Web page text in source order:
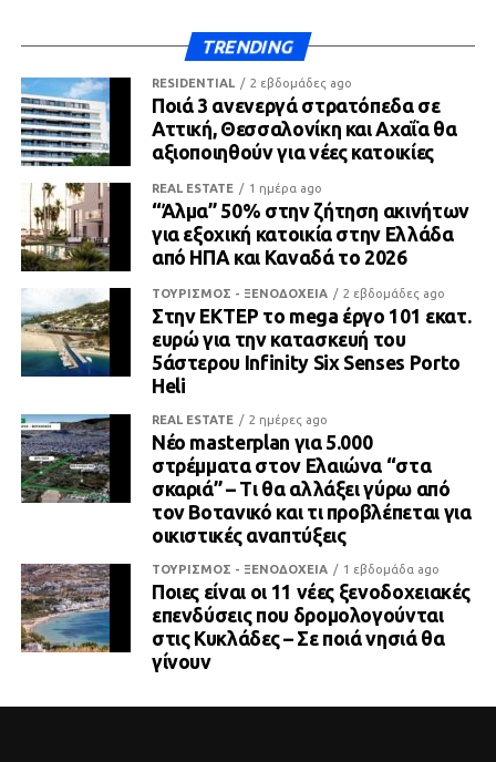
TRENDING
RESIDENTIAL 2 εβδομάδες ago
Ποιά 3 ανενεργά στρατόπεδα σε
Αττική, Θεσσαλονίκη και Αχαΐα θα
αξιοποιηθούν για νέες κατοικίες
REAL ESTATE 1 ημέρα ago
“Άλμα” 50% στην ζήτηση ακινήτων
για εξοχική κατοικία στην Ελλάδα
από ΗΠΑ και Καναδά το 2026
ΤΟΥΡΙΣΜΟΣ - ΞΕΝΟΔΟΧΕΙΑ 2 εβδομάδες ago
Στην ΕΚΤΕΡ το mega έργο 101 εκατ.
ευρώ για την κατασκευή του
5άστερου Infinity Six Senses Porto
Heli
REAL ESTATE 2 ημέρες ago
Νέο masterplan για 5.000
στρέμματα στον Ελαιώνα “στα
σκαριά” – Τι θα αλλάξει γύρω από
τον Βοτανικό και τι προβλέπεται για
οικιστικές αναπτύξεις
ΤΟΥΡΙΣΜΟΣ - ΞΕΝΟΔΟΧΕΙΑ 1 εβδομάδα ago
Ποιες είναι οι 11 νέες ξενοδοχειακές
επενδύσεις που δρομολογούνται
στις Κυκλάδες – Σε ποιά νησιά θα
γίνουν